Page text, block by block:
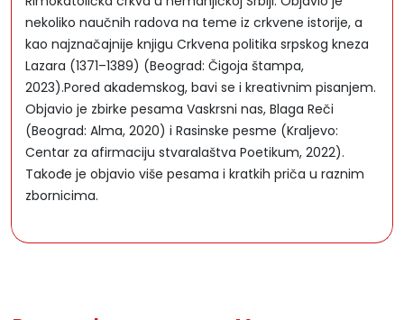
nekoliko naučnih radova na teme iz crkvene istorije, a
kao najznačajnije knjigu Crkvena politika srpskog kneza
Lazara (1371–1389) (Beograd: Čigoja štampa,
2023).Pored akademskog, bavi se i kreativnim pisanjem.
Objavio je zbirke pesama Vaskrsni nas, Blaga Reči
(Beograd: Alma, 2020) i Rasinske pesme (Kraljevo:
Centar za afirmaciju stvaralaštva Poetikum, 2022).
Takođe je objavio više pesama i kratkih priča u raznim
zbornicima.